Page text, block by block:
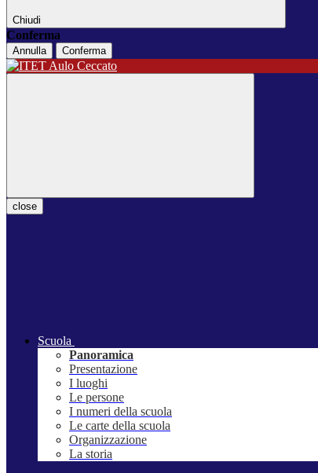
Chiudi
Conferma
Annulla Conferma
close
Scuola
Panoramica
Presentazione
I luoghi
Le persone
I numeri della scuola
Le carte della scuola
Organizzazione
La storia